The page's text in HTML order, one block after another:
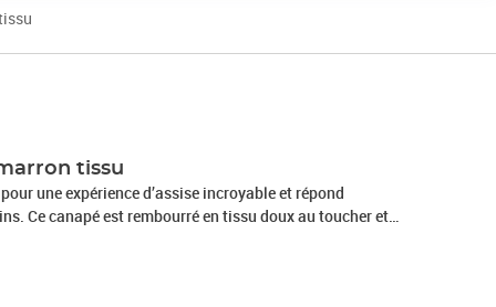
tissu
une expérience d’assise incroyable et répond
Ce canapé est rembourré en tissu doux au toucher et
offrant un espace confortable pour vous
: tissu (100 % polyester), bois de pin massif,